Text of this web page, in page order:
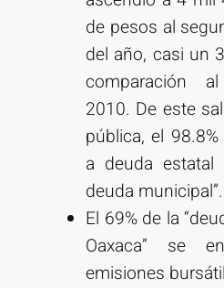
de pesos al
del año, casi un
comparación
2010. De este
pública, el
a deuda
deuda municipal”.
El 69% de la
Oaxaca” se
emisiones